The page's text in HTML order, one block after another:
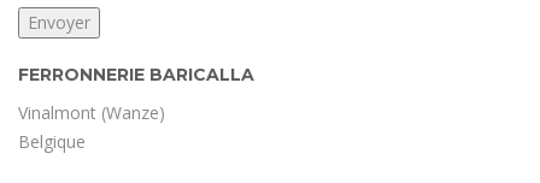
FERRONNERIE BARICALLA
Vinalmont (Wanze)
Belgique